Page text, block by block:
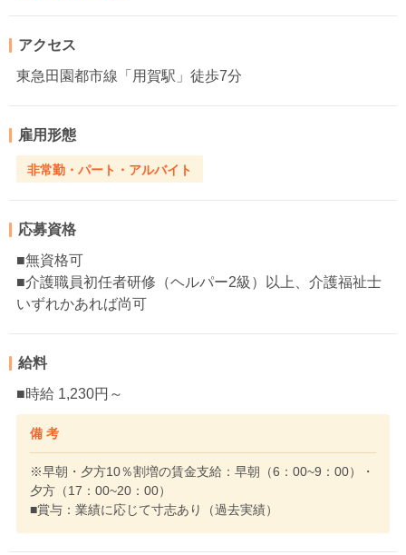
アクセス
東急田園都市線「用賀駅」徒歩7分
雇用形態
非常勤・パート・アルバイト
応募資格
■無資格可
■介護職員初任者研修（ヘルパー2級）以上、介護福祉士
いずれかあれば尚可
給料
■時給 1,230円～
備 考
※早朝・夕方10％割増の賃金支給：早朝（6：00~9：00）・
夕方（17：00~20：00）
■賞与：業績に応じて寸志あり（過去実績）